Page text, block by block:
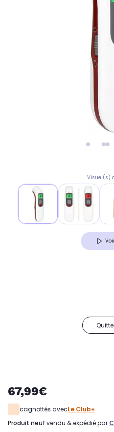
Visuel(s)
67,99€
cagnottés avecLe Club+
produit neuf vendu & expédié par